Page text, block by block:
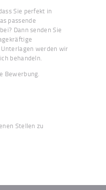
Sie perfekt in
passende
Dann senden Sie
werden wir
behandeln.
Bewerbung.
Stellen zu